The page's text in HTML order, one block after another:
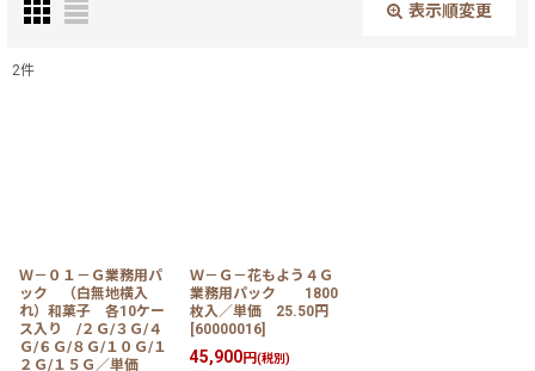
表示順変更
絞り込む
2件
Ｗ－０１－Ｇ業務用パ
ック （白無地横入
れ）和菓子 各10ケー
ス入り /２Ｇ/３Ｇ/４
Ｇ/６Ｇ/８Ｇ/１０Ｇ/１
２Ｇ/１５Ｇ／単価
Ｗ－Ｇ－花もよう４Ｇ
業務用パック 1800
枚入／単価 25.50円
[60000016]
45,900円(税別)